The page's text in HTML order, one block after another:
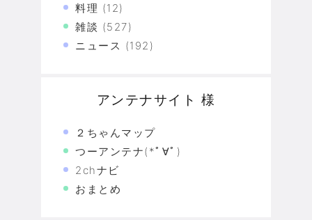
料理 (12)
雑談 (527)
ニュース (192)
アンテナサイト 様
２ちゃんマップ
つーアンテナ(*ﾟ∀ﾟ)
2chナビ
おまとめ